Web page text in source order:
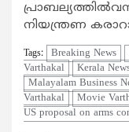
നിയന്ത്രണ
Tags: Breaking News
Varthakal
Kerala
Malayalam Business
Varthakal
Movie
US proposal on arms